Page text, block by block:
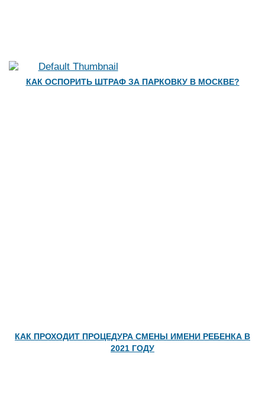
КАК ОСПОРИТЬ ШТРАФ ЗА ПАРКОВКУ В МОСКВЕ?
КАК ПРОХОДИТ ПРОЦЕДУРА СМЕНЫ ИМЕНИ РЕБЕНКА В
2021 ГОДУ